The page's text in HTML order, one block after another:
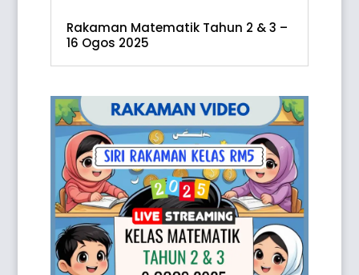
Rakaman Matematik Tahun 2 & 3 –
16 Ogos 2025